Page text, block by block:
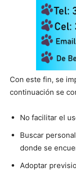
Con este fin, se
continuación se
No facilitar el
Buscar
donde se
Adoptar